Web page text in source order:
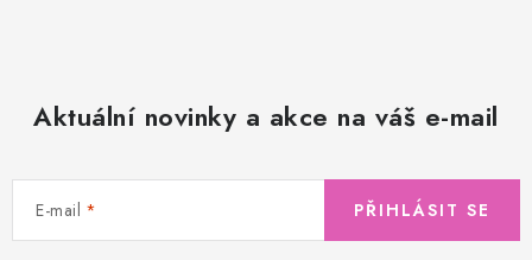
Aktuální novinky a akce na váš e-mail
E-mail PŘIHLÁSIT SE